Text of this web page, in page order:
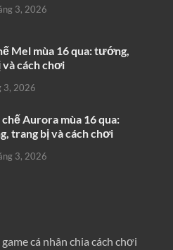
3, 2026
Mel mùa 16 qua: tướng,
cách chơi
3, 2026
Aurora mùa 16 qua:
trang bị và cách chơi
3, 2026
cá nhân chia cách chơi